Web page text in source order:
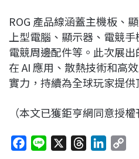
ROG 產品線涵蓋主機板、
上型電腦、顯示器、電競
電競周邊配件等。此次展
在 AI 應用、散熱技術和高
實力，持續為全球玩家提
（本文已獲鉅亨網同意授權